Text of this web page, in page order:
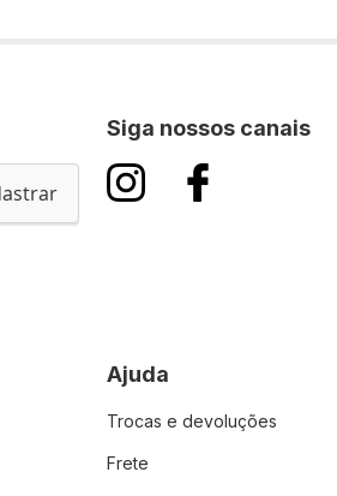
Siga nossos canais
Ajuda
Trocas e devoluções
Frete